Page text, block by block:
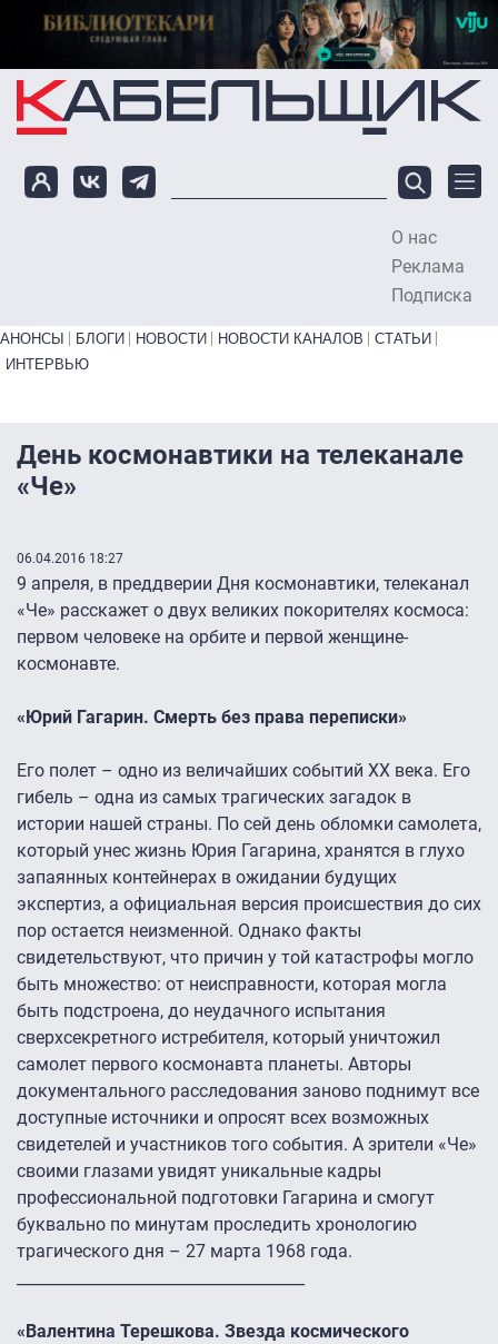
Перейти к основному содержанию
О нас
Реклама
Подписка
Primary links bottom
АНОНСЫ БЛОГИ НОВОСТИ НОВОСТИ КАНАЛОВ
СТАТЬИ
ИНТЕРВЬЮ
День космонавтики на телеканале
«Че»
06.04.2016 18:27
9 апреля, в преддверии Дня космонавтики, телеканал
«Че» расскажет о двух великих покорителях космоса:
первом человеке на орбите и первой женщине-
космонавте.
«Юрий Гагарин. Смерть без права переписки»
Его полет – одно из величайших событий ХХ века. Его
гибель – одна из самых трагических загадок в
истории нашей страны. По сей день обломки самолета,
который унес жизнь Юрия Гагарина, хранятся в глухо
запаянных контейнерах в ожидании будущих
экспертиз, а официальная версия происшествия до сих
пор остается неизменной. Однако факты
свидетельствуют, что причин у той катастрофы могло
быть множество: от неисправности, которая могла
быть подстроена, до неудачного испытания
сверхсекретного истребителя, который уничтожил
самолет первого космонавта планеты. Авторы
документального расследования заново поднимут все
доступные источники и опросят всех возможных
свидетелей и участников того события. А зрители «Че»
своими глазами увидят уникальные кадры
профессиональной подготовки Гагарина и смогут
буквально по минутам проследить хронологию
трагического дня – 27 марта 1968 года.
«Валентина Терешкова. Звезда космического